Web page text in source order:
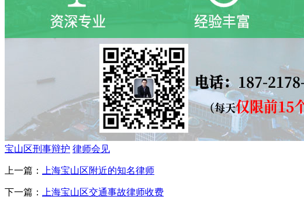
宝山区刑事辩护 律师会见
上一篇： 上海宝山区附近的知名律师
下一篇： 上海宝山区交通事故律师收费